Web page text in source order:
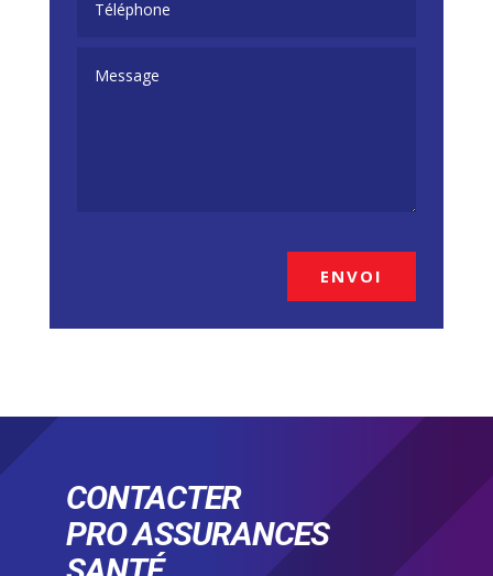
ENVOI
M
u
t
u
CONTACTER
PRO ASSURANCES